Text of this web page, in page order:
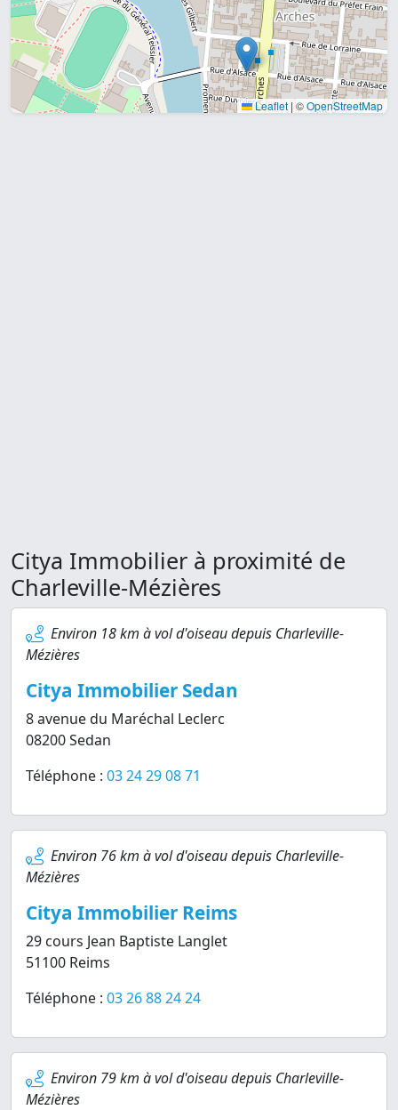
Leaflet | ©OpenStreetMap
Citya Immobilier à proximité de
Charleville-Mézières
Environ 18 km à vol d'oiseau depuis Charleville-
Mézières
Citya Immobilier Sedan
8 avenue du Maréchal Leclerc
08200 Sedan
Téléphone : 03 24 29 08 71
Environ 76 km à vol d'oiseau depuis Charleville-
Mézières
Citya Immobilier Reims
29 cours Jean Baptiste Langlet
51100 Reims
Téléphone : 03 26 88 24 24
Environ 79 km à vol d'oiseau depuis Charleville-
Mézières